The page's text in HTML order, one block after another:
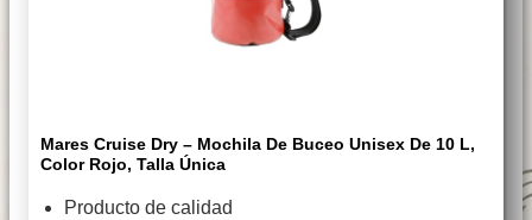
Mares Cruise Dry – Mochila De Buceo Unisex De 10 L,
Color Rojo, Talla Única
Producto de calidad